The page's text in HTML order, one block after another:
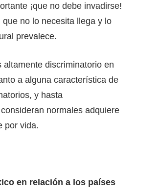
¡que no debe invadirse!
no lo necesita llega y lo
prevalece.
discriminatorio en
a alguna característica de
y hasta
normales adquiere
por vida.
en relación a los países